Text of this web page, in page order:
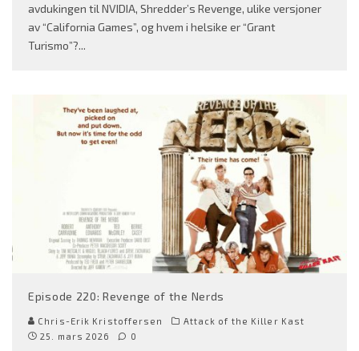
avdukingen til NVIDIA, Shredder’s Revenge, ulike versjoner
av “California Games”, og hvem i helsike er “Grant
Turismo”?...
Episode 220: Revenge of the Nerds
Chris-Erik Kristoffersen
Attack of the Killer Kast
25. mars 2026
0